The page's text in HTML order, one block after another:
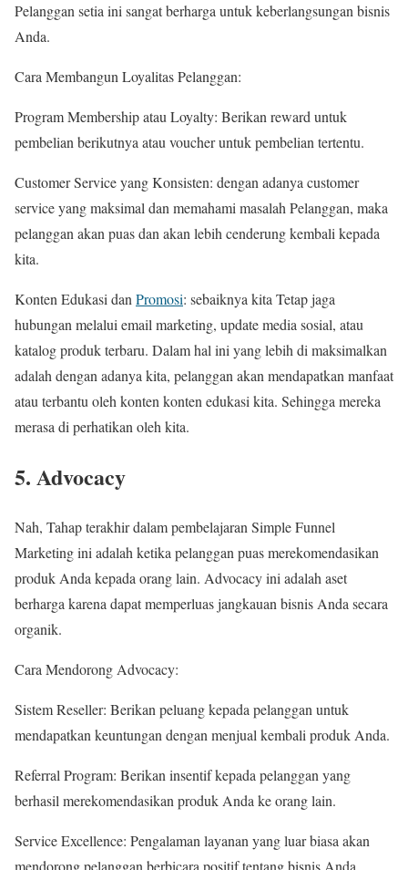
Pelanggan setia ini sangat berharga untuk keberlangsungan bisnis
Anda.
Cara Membangun Loyalitas Pelanggan:
Program Membership atau Loyalty: Berikan reward untuk
pembelian berikutnya atau voucher untuk pembelian tertentu.
Customer Service yang Konsisten: dengan adanya customer
service yang maksimal dan memahami masalah Pelanggan, maka
pelanggan akan puas dan akan lebih cenderung kembali kepada
kita.
Konten Edukasi danPromosi: sebaiknya kita Tetap jaga
hubungan melalui email marketing, update media sosial, atau
katalog produk terbaru. Dalam hal ini yang lebih di maksimalkan
adalah dengan adanya kita, pelanggan akan mendapatkan manfaat
atau terbantu oleh konten konten edukasi kita. Sehingga mereka
merasa di perhatikan oleh kita.
5. Advocacy
Nah, Tahap terakhir dalam pembelajaran Simple Funnel
Marketing ini adalah ketika pelanggan puas merekomendasikan
produk Anda kepada orang lain. Advocacy ini adalah aset
berharga karena dapat memperluas jangkauan bisnis Anda secara
organik.
Cara Mendorong Advocacy:
Sistem Reseller: Berikan peluang kepada pelanggan untuk
mendapatkan keuntungan dengan menjual kembali produk Anda.
Referral Program: Berikan insentif kepada pelanggan yang
berhasil merekomendasikan produk Anda ke orang lain.
Service Excellence: Pengalaman layanan yang luar biasa akan
mendorong pelanggan berbicara positif tentang bisnis Anda.